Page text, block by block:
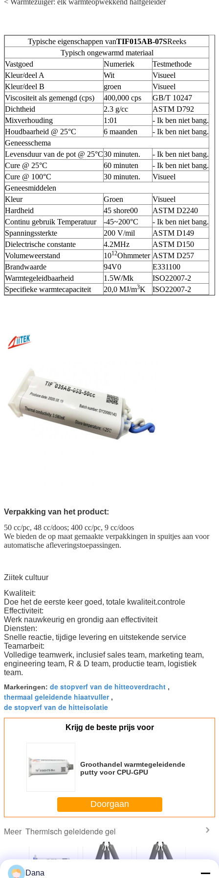
Typische eigenschappen vanTIF015AB-07SReeks
Typisch ongewarmd materiaal
Vastgoed
Numeriek
Testmethode
Kleur/deel A
Wit
Visueel
Kleur/deel B
groen
Visueel
Viscositeit als gemengd (cps)
400,000 cps
GB/T 10247
Dichtheid
2.3 g/cc
ASTM D792
Mixverhouding
1:01
- Ik ben niet bang.
Houdbaarheid @ 25°C
6 maanden
- Ik ben niet bang.
Geneesschema
Levensduur van de pot @ 25°C30 minuten.
- Ik ben niet bang.
Cure @ 25°C
60 minuten
- Ik ben niet bang.
Cure @ 100°C
30 minuten.
Visueel
Geneesmiddelen
Kleur
Groen
Visueel
Hardheid
45 shore00
ASTM D2240
Continu gebruik Temperatuur
-45~200°C
- Ik ben niet bang.
Spanningssterkte
200 V/mil
ASTM D149
Dielectrische constante
4.2MHz
ASTM D150
Volumeweerstand
1012Ohmmeter ASTM D257
Brandwaarde
94V0
E331100
Warmtegeleidbaarheid
1.5W/Mk
ISO22007-2
Specifieke warmtecapaciteit
20,0 MJ/m3K ISO22007-2
Verpakking van het product:
50 cc/pc, 48 cc/doos; 400 cc/pc, 9 cc/doos
We bieden de op maat gemaakte verpakkingen in spuitjes aan voor
automatische afleveringstoepassingen.
Ziitek cultuur
Kwaliteit:
Doe het de eerste keer goed, totale kwaliteit.controle
Effectiviteit:
Werk nauwkeurig en grondig aan effectiviteit
Diensten:
Snelle reactie, tijdige levering en uitstekende service
Teamarbeit:
Volledige teamwerk, inclusief sales team, marketing team,
engineering team, R & D team, productie team, logistiek
team.
Markeringen: de stopverf van de hitteoverdracht ,
thermaal geleidende hiaatvuller,
de stopverf van de hitteisolatie
Krijg de beste prijs voor
Groothandel warmtegeleidende
putty voor CPU-GPU
Doorgaan
Meer Thermisch geleidende gel
Dana